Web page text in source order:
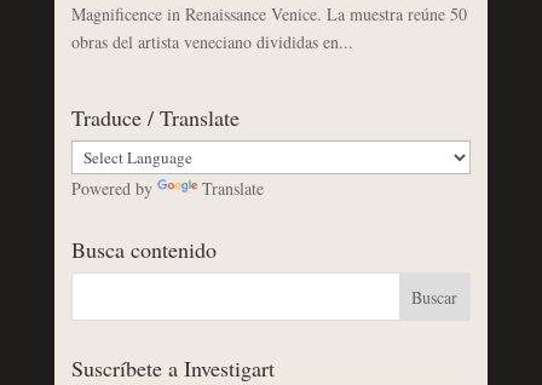
Magnificence in Renaissance Venice. La muestra reúne 50
obras del artista veneciano divididas en...
Traduce / Translate
Powered by Translate
Busca contenido
Suscríbete a Investigart